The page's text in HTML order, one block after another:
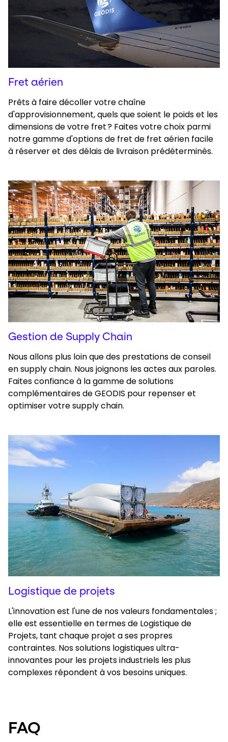
Fret aérien
Prêts à faire décoller votre chaîne
d'approvisionnement, quels que soient le poids et les
dimensions de votre fret ? Faites votre choix parmi
notre gamme d'options de fret de fret aérien facile
à réserver et des délais de livraison prédéterminés.
Keepeek
Gestion de Supply Chain
Nous allons plus loin que des prestations de conseil
en supply chain. Nous joignons les actes aux paroles.
Faites confiance à la gamme de solutions
complémentaires de GEODIS pour repenser et
optimiser votre supply chain.
Keepeek
Logistique de projets
L'innovation est l'une de nos valeurs fondamentales ;
elle est essentielle en termes de Logistique de
Projets, tant chaque projet a ses propres
contraintes. Nos solutions logistiques ultra-
innovantes pour les projets industriels les plus
complexes répondent à vos besoins uniques.
FAQ